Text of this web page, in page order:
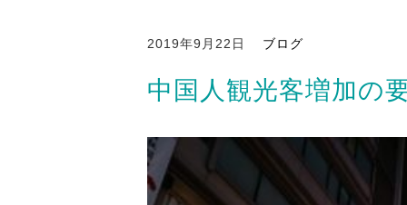
2019年9月22日 ブログ
中国人観光客増加の